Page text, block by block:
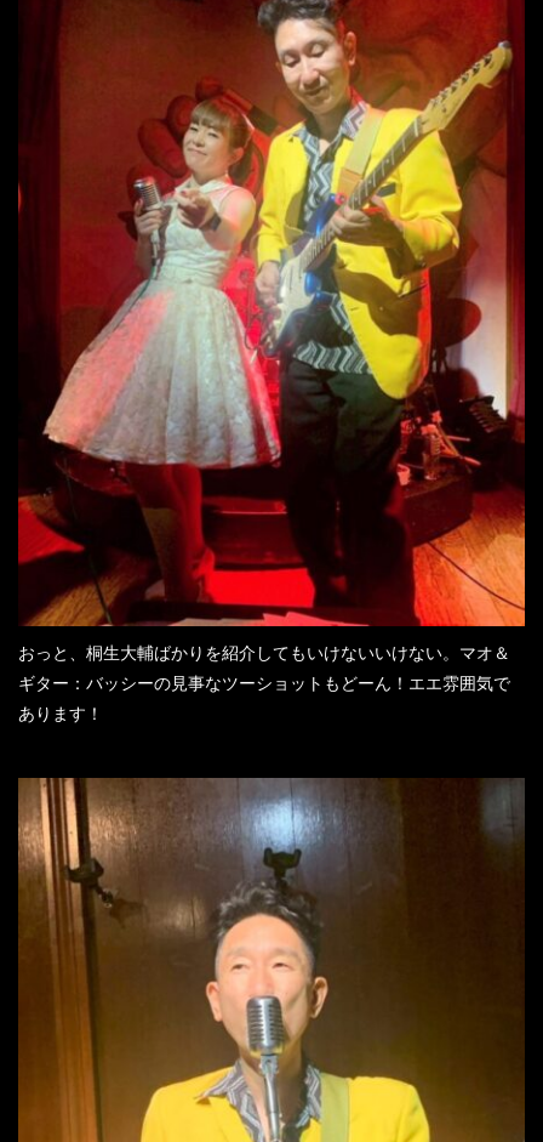
おっと、桐生大輔ばかりを紹介してもいけないいけない。マオ＆
ギター：バッシーの見事なツーショットもどーん！エエ雰囲気で
あります！